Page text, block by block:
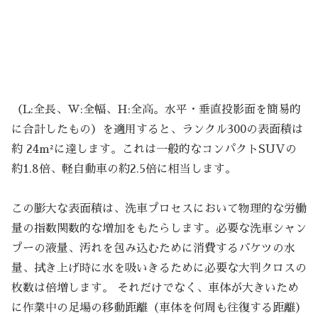
（L:全長、W:全幅、H:全高。水平・垂直投影面を簡易的
に合計したもの）を適用すると、ランクル300の表面積は
約 24m²に達します。これは一般的なコンパクトSUVの
約1.8倍、軽自動車の約2.5倍に相当します。
この膨大な表面積は、洗車プロセスにおいて物理的な労働
量の指数関数的な増加をもたらします。必要な洗車シャン
プーの液量、汚れを包み込むために消費するバケツの水
量、拭き上げ時に水を吸いきるために必要な大判クロスの
枚数は倍増します。 それだけでなく、車体が大きいため
に作業中の足場の移動距離（車体を何周も往復する距離）